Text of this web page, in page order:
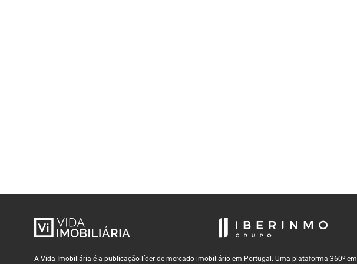
A Vida Imobiliária é a publicação líder de mercado imobiliário em Portugal. Uma plataforma 360º em